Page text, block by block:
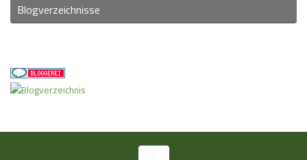
Blogverzeichnisse